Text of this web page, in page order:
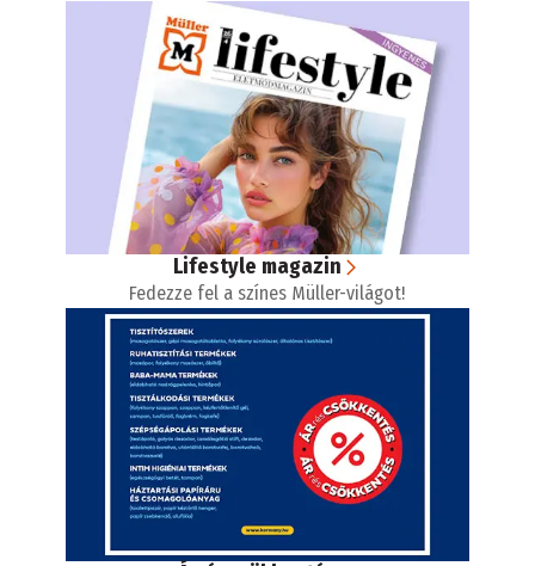
Lifestyle magazin
Fedezze fel a színes Müller-világot!